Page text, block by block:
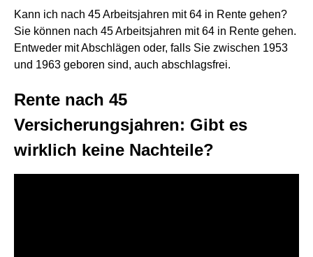
Kann ich nach 45 Arbeitsjahren mit 64 in Rente gehen?
Sie können nach 45 Arbeitsjahren mit 64 in Rente gehen.
Entweder mit Abschlägen oder, falls Sie zwischen 1953
und 1963 geboren sind, auch abschlagsfrei.
Rente nach 45
Versicherungsjahren: Gibt es
wirklich keine Nachteile?